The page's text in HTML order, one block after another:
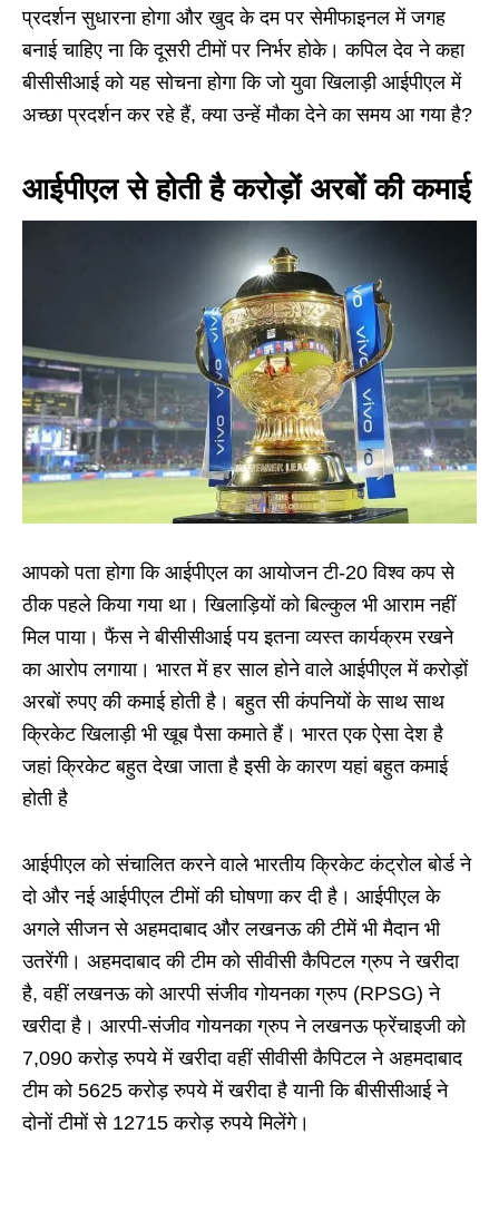
प्रदर्शन सुधारना होगा और खुद के दम पर सेमीफाइनल में जगह
बनाई चाहिए ना कि दूसरी टीमों पर निर्भर होके। कपिल देव ने कहा
बीसीसीआई को यह सोचना होगा कि जो युवा खिलाड़ी आईपीएल में
अच्छा प्रदर्शन कर रहे हैं, क्या उन्हें मौका देने का समय आ गया है?
आईपीएल से होती है करोड़ों अरबों की कमाई
आपको पता होगा कि आईपीएल का आयोजन टी-20 विश्व कप से
ठीक पहले किया गया था। खिलाड़ियों को बिल्कुल भी आराम नहीं
मिल पाया। फैंस ने बीसीसीआई पय इतना व्यस्त कार्यक्रम रखने
का आरोप लगाया। भारत में हर साल होने वाले आईपीएल में करोड़ों
अरबों रुपए की कमाई होती है। बहुत सी कंपनियों के साथ साथ
क्रिकेट खिलाड़ी भी खूब पैसा कमाते हैं। भारत एक ऐसा देश है
जहां क्रिकेट बहुत देखा जाता है इसी के कारण यहां बहुत कमाई
होती है
आईपीएल को संचालित करने वाले भारतीय क्रिकेट कंट्रोल बोर्ड ने
दो और नई आईपीएल टीमों की घोषणा कर दी है। आईपीएल के
अगले सीजन से अहमदाबाद और लखनऊ की टीमें भी मैदान भी
उतरेंगी। अहमदाबाद की टीम को सीवीसी कैपिटल ग्रुप ने खरीदा
है, वहीं लखनऊ को आरपी संजीव गोयनका ग्रुप (RPSG) ने
खरीदा है। आरपी-संजीव गोयनका ग्रुप ने लखनऊ फ्रेंचाइजी को
7,090 करोड़ रुपये में खरीदा वहीं सीवीसी कैपिटल ने अहमदाबाद
टीम को 5625 करोड़ रुपये में खरीदा है यानी कि बीसीसीआई ने
दोनों टीमों से 12715 करोड़ रुपये मिलेंगे।